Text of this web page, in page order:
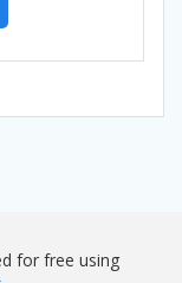
for free using